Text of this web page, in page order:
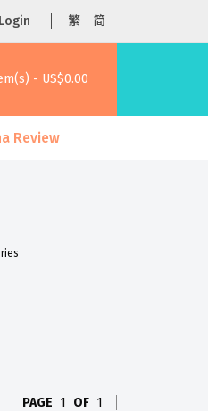
Login 繁 简
- US$0.00
Review
PAGE 1 OF 1